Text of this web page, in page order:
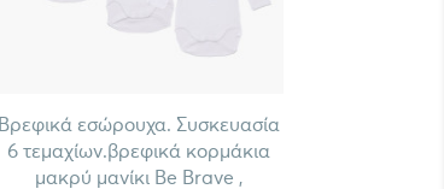
Βρεφικά εσώρουχα. Συσκευασία
6 τεμαχίων.βρεφικά κορμάκια
μακρύ μανίκι Be Brave ,